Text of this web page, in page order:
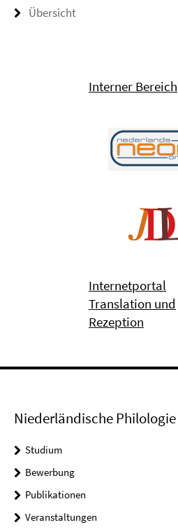
Übersicht
Interner Bereich
Internetportal
Translation und
Rezeption
Niederländische Philologie
Studium
Bewerbung
Publikationen
Veranstaltungen